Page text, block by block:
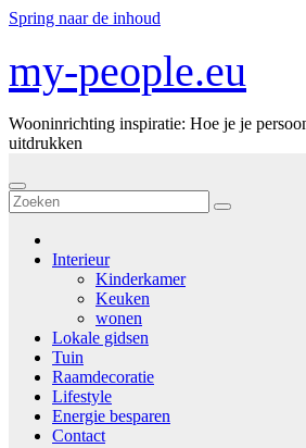
Spring naar de inhoud
my-people.eu
Wooninrichting inspiratie: Hoe je je
uitdrukken
Interieur
Kinderkamer
Keuken
wonen
Lokale gidsen
Tuin
Raamdecoratie
Lifestyle
Energie besparen
Contact